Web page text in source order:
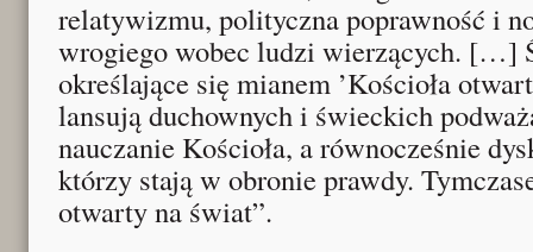
relatywizmu, polityczna poprawność i
wrogiego wobec ludzi wierzących. […]
określające się mianem ’Kościoła
lansują duchownych i świeckich
nauczanie Kościoła, a równocześnie
którzy stają w obronie prawdy.
otwarty na świat”.